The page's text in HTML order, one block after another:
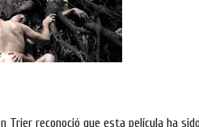
Trier reconoció que esta película ha